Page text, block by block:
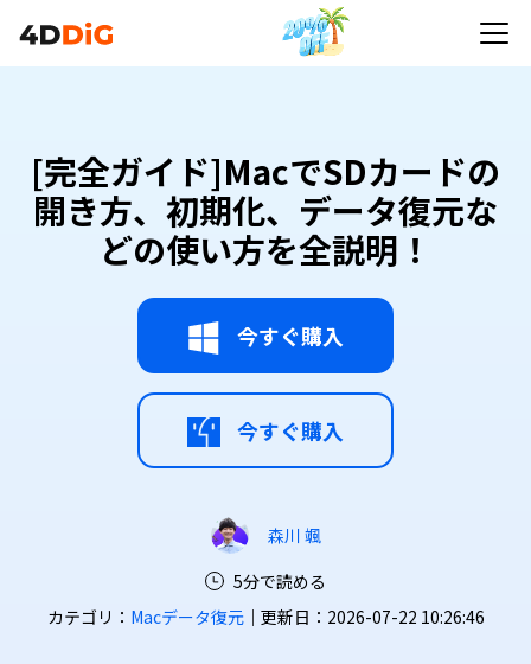
[完全ガイド]MacでSDカードの
開き方、初期化、データ復元な
どの使い方を全説明！
今すぐ購入
今すぐ購入
森川 颯
5分で読める
カテゴリ： Macデータ復元｜更新日：2026-07-22 10:26:46